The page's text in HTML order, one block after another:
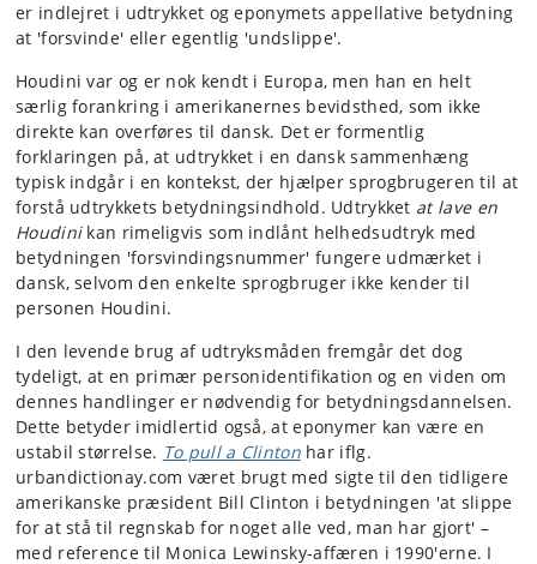
er indlejret i udtrykket og eponymets appellative betydning
at 'forsvinde' eller egentlig 'undslippe'.
Houdini var og er nok kendt i Europa, men han en helt
særlig forankring i amerikanernes bevidsthed, som ikke
direkte kan overføres til dansk. Det er formentlig
forklaringen på, at udtrykket i en dansk sammenhæng
typisk indgår i en kontekst, der hjælper sprogbrugeren til at
forstå udtrykkets betydningsindhold. Udtrykket at lave en
Houdinikan rimeligvis som indlånt helhedsudtryk med
betydningen 'forsvindingsnummer' fungere udmærket i
dansk, selvom den enkelte sprogbruger ikke kender til
personen Houdini.
I den levende brug af udtryksmåden fremgår det dog
tydeligt, at en primær personidentifikation og en viden om
dennes handlinger er nødvendig for betydningsdannelsen.
Dette betyder imidlertid også, at eponymer kan være en
ustabil størrelse. To pull a Clintonhar iflg.
urbandictionay.com været brugt med sigte til den tidligere
amerikanske præsident Bill Clinton i betydningen 'at slippe
for at stå til regnskab for noget alle ved, man har gjort' –
med reference til Monica Lewinsky-affæren i 1990'erne. I